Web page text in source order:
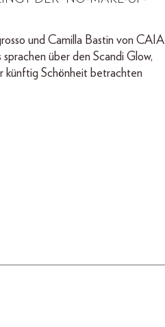
und Camilla Bastin von CAIA
über den Scandi Glow,
künftig Schönheit betrachten